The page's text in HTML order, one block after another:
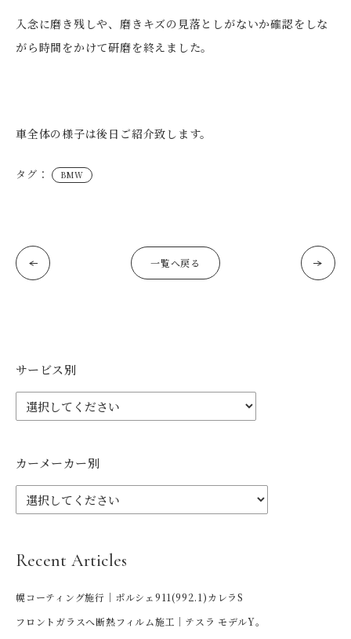
入念に磨き残しや、磨きキズの見落としがないか確認をしな
がら時間をかけて研磨を終えました。
車全体の様子は後日ご紹介致します。
タグ： BMW
一覧へ戻る
サービス別
カーメーカー別
Recent Articles
幌コーティング施行｜ポルシェ911(992.1)カレラS
フロントガラスへ断熱フィルム施工｜テスラ モデルY。